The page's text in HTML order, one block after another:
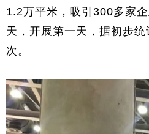
1.2万平米，吸引300多家
天，开展第一天，据初步
次。